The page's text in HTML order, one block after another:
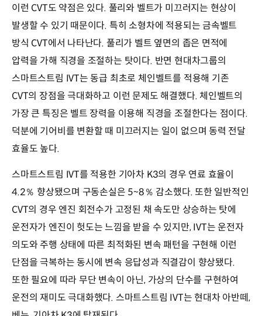
이런 CVT도 약점은 있다. 풀리와 벨트가 미끄러지는 현상이
발생할 수 있기 때문이다. 특히 소형차에 적용되는 금속벨트
방식 CVT에서 나타난다. 풀리가 벨트 옆면의 좁은 면적에
압력을 가해 직경을 조절하는 탓이다. 반면 현대차그룹의
스마트스트림 IVT는 동급 최초로 체인벨트를 적용해 기존
CVT의 장점을 극대화하고 이런 문제도 해결했다. 체인벨트의
가장 큰 특징은 벨트 장력을 이용해 직경을 조절한다는 점이다.
덕분에 기어비를 변환할 때 미끄러지는 일이 없으며 동력 전달
효율도 높다.
스마트스트림 IVT를 적용한 기아차 K3의 경우 연료 효율이
4.2％ 향상됐으며 구동손실은 5~8％ 감소했다. 또한 일반적인
CVT의 경우 엔진 회전수가 고정된 채 속도만 상승하는 탓에
운전자가 엔진이 헛도는 느낌을 받을 수 있지만, IVT는 운전자
의도와 주행 상태에 따른 최적화된 변속 패턴을 구현해 이런
단점을 극복하는 동시에 변속 응답성과 직결감이 향상됐다.
또한 필요에 따라 무단 변속이 아닌, 가상의 단수를 구현하여
운전의 재미도 극대화했다. 스마트스트림 IVT는 현대차 아반떼,